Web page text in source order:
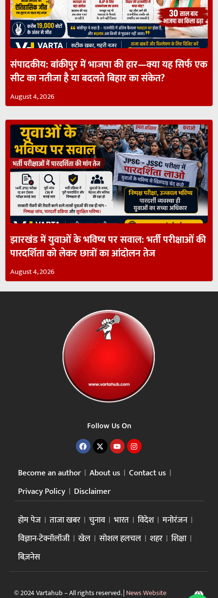
संपादकीय: बांकीपुर में भाजपा की हार—क्या यह सिर्फ एक
सीट का नतीजा है या बदलते बिहार का संकेत?
August 4, 2026
झारखंड में युवाओं के भविष्य पर सवाल: भर्ती परीक्षाओं की
पारदर्शिता को लेकर छात्रों का आंदोलन तेज
August 4, 2026
Follow Us On
Become an author About us
Contact us
Privacy Policy
Disclaimer
होम पेज ताजा खबर चुनाव भारत विदेश
मनोरंजन
विज्ञान-टेक्नॉलॉजी
खेल सोशल हलचल शहर
शिक्षा
बिज़नेस
© 2024 Vartahub – All rights reserved. | News Website